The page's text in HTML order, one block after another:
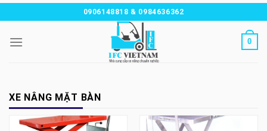
Chuyển
đến
nội
0906148818 & 0984636362
0
XE NÂNG MẶT BÀN